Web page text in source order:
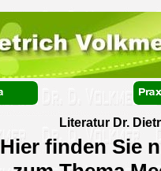
Literatur Dr.
Hier finden Sie